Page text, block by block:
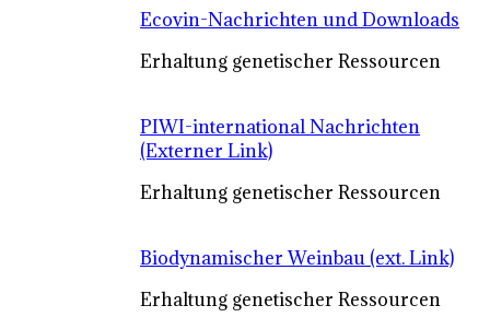
Ecovin-Nachrichten und Downloads
Erhaltung genetischer Ressourcen
PIWI-international Nachrichten
(Externer Link)
Erhaltung genetischer Ressourcen
Biodynamischer Weinbau (ext. Link)
Erhaltung genetischer Ressourcen